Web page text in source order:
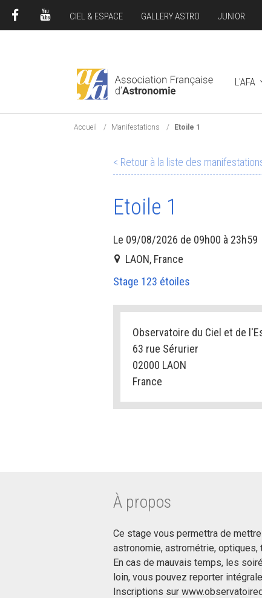
L'AFA
CIEL & ESPACE GALLERY ASTRO JUNIOR
Accueil Manifestations Etoile 1
< Retour à la liste des
Etoile 1
Le 09/08/2026 de 09h00 à 23h59
LAON, France
Stage 123 étoiles
Observatoire du Ciel et de
63 rue Sérurier
02000 LAON
France
À propos
Ce stage vous permettra de
astronomie, astrométrie, optiques,
En cas de mauvais temps, les
loin, vous pouvez reporter
Inscriptions sur